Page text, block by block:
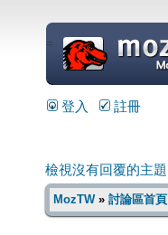
=
登入 註冊
檢視沒有回覆的主題
MozTW» 討論區首頁